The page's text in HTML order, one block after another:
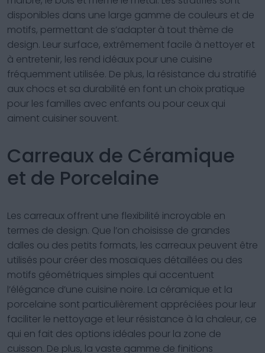
disponibles dans une large gamme de couleurs et de
motifs, permettant de s’adapter à tout thème de
design. Leur surface, extrêmement facile à nettoyer et
à entretenir, les rend idéaux pour une cuisine
fréquemment utilisée. De plus, la résistance du stratifié
aux chocs et sa durabilité en font un choix pratique
pour les familles avec enfants ou pour ceux qui
aiment cuisiner souvent.
Carreaux de Céramique
et de Porcelaine
Les carreaux offrent une flexibilité incroyable en
termes de design. Que l’on choisisse de grandes
dalles ou des petits formats, les carreaux peuvent être
utilisés pour créer des mosaïques détaillées ou des
motifs géométriques simples qui accentuent
l’élégance d’une cuisine noire. La céramique et la
porcelaine sont particulièrement appréciées pour leur
faciliter le nettoyage et leur résistance à la chaleur, ce
qui en fait des options idéales pour la zone de
cuisson. De plus, la vaste gamme de finitions